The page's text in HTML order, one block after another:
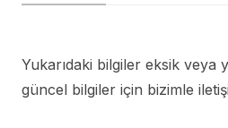
Yukarıdaki bilgiler eksik veya
güncel bilgiler için bizimle